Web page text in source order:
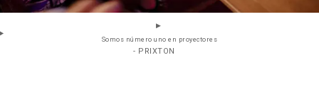
Somos número uno en proyectores
- PRIXTON